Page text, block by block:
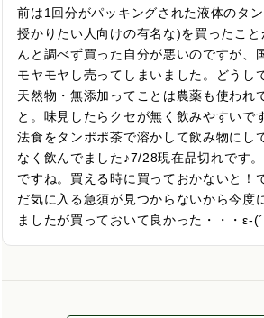
前は1回分がパッキングされた液体のタ
授かりたい人向けの有名な)を買ったこ
んと調べず買った自分が悪いのですが、
モヤモヤし売ってしまいました。どうし
天然物・無添加ってことは農薬も使われ
と。味見したらクセが無く飲みやすいで
法食をタンポポ茶で溶かして飲み物にし
なく飲んでました♪7/28現在品切れです
ですね。買える時に買っておかないと！
だ気に入る急須が見つからないから今度
ましたが買っておいて良かった・・・ε-